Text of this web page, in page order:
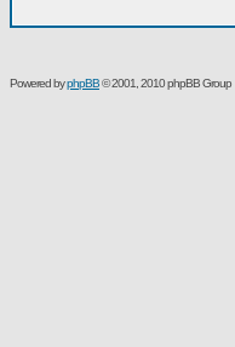
Powered byphpBB© 2001, 2010 phpBB Group